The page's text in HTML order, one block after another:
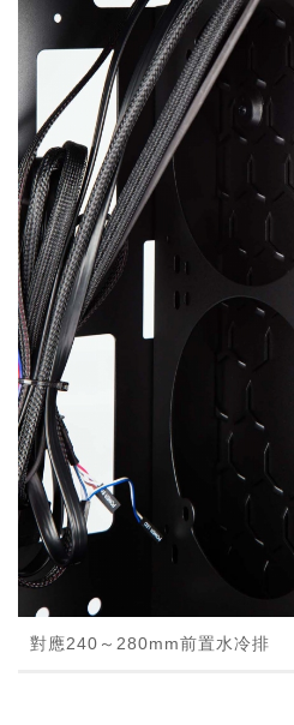
對應240～280mm前置水冷排